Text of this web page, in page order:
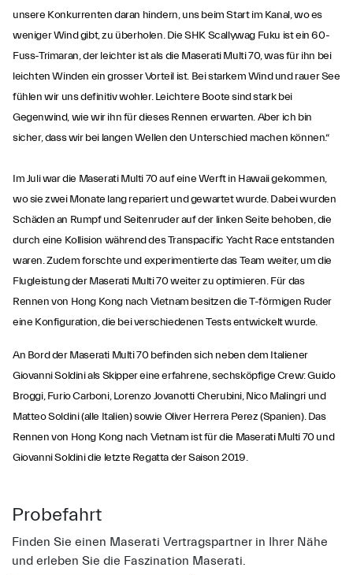
unsere Konkurrenten daran hindern, uns beim Start im Kanal, wo es
weniger Wind gibt, zu überholen. Die SHK Scallywag Fuku ist ein 60-
Fuss-Trimaran, der leichter ist als die Maserati Multi 70, was für ihn bei
leichten Winden ein grosser Vorteil ist. Bei starkem Wind und rauer See
fühlen wir uns definitiv wohler. Leichtere Boote sind stark bei
Gegenwind, wie wir ihn für dieses Rennen erwarten. Aber ich bin
sicher, dass wir bei langen Wellen den Unterschied machen können.“
Im Juli war die Maserati Multi 70 auf eine Werft in Hawaii gekommen,
wo sie zwei Monate lang repariert und gewartet wurde. Dabei wurden
Schäden an Rumpf und Seitenruder auf der linken Seite behoben, die
durch eine Kollision während des Transpacific Yacht Race entstanden
waren. Zudem forschte und experimentierte das Team weiter, um die
Flugleistung der Maserati Multi 70 weiter zu optimieren. Für das
Rennen von Hong Kong nach Vietnam besitzen die T-förmigen Ruder
eine Konfiguration, die bei verschiedenen Tests entwickelt wurde.
An Bord der Maserati Multi 70 befinden sich neben dem Italiener
Giovanni Soldini als Skipper eine erfahrene, sechsköpfige Crew: Guido
Broggi, Furio Carboni, Lorenzo Jovanotti Cherubini, Nico Malingri und
Matteo Soldini (alle Italien) sowie Oliver Herrera Perez (Spanien). Das
Rennen von Hong Kong nach Vietnam ist für die Maserati Multi 70 und
Giovanni Soldini die letzte Regatta der Saison 2019.
Probefahrt
Finden Sie einen Maserati Vertragspartner in Ihrer Nähe
und erleben Sie die Faszination Maserati.